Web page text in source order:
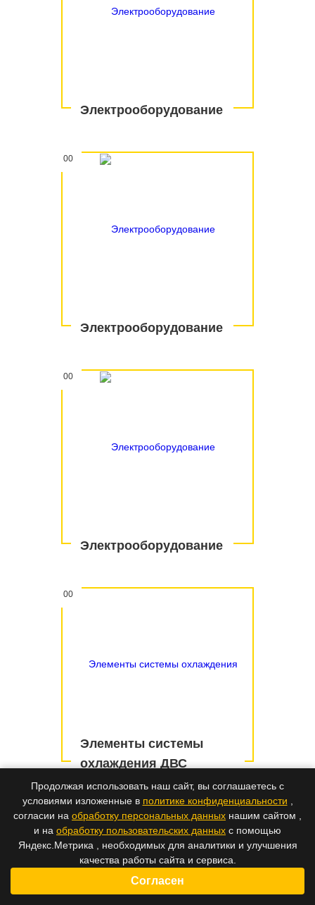
Электрооборудование
00
Электрооборудование
00
Электрооборудование
00
Элементы системы
охлаждения ДВС
Разное
Всего 4 запчасти
Продолжая использовать наш сайт, вы соглашаетесь с
условиями изложенные в политике конфиденциальности
согласии на обработку персональных данных нашим сайтом ,
и на обработку пользовательских данных с помощью
Яндекс.Метрика , необходимых для аналитики и улучшения
качества работы сайта и сервиса.
Согласен